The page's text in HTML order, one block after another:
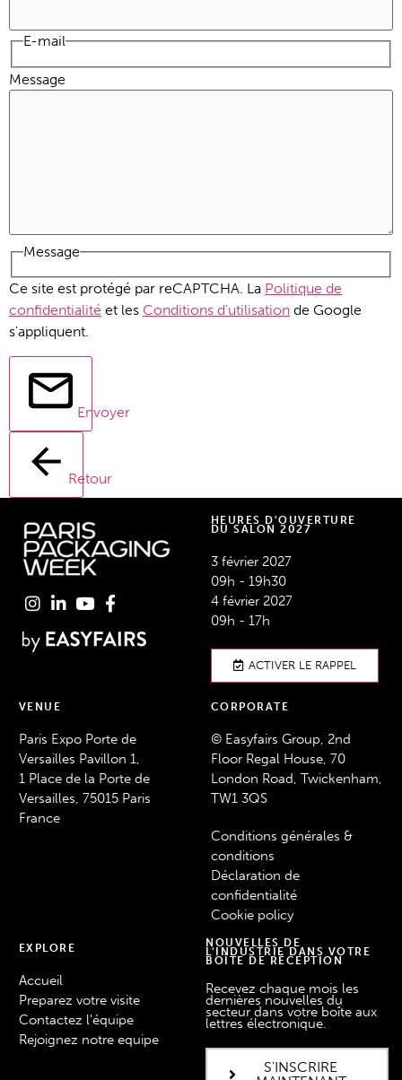
E-mail
Message
Message
Ce site est protégé par reCAPTCHA. La Politique de
confidentialité et les Conditions d'utilisation de Google
s'appliquent.
Envoyer
Retour
HEURES D'OUVERTURE
DU SALON 2027
3 février 2027
09h - 19h30
4 février 2027
09h - 17h
ACTIVER LE RAPPEL
VENUE
Paris Expo Porte de
Versailles Pavillon 1,
1 Place de la Porte de
Versailles, 75015 Paris
France
CORPORATE
© Easyfairs Group, 2nd
Floor Regal House, 70
London Road, Twickenham,
TW1 3QS
Conditions générales &
conditions
Déclaration de
confidentialité
Cookie policy
EXPLORE
Accueil
Preparez votre visite
Contactez l'équipe
Rejoignez notre equipe
NOUVELLES DE
L'INDUSTRIE DANS VOTRE
BOÎTE DE RÉCEPTION
Recevez chaque mois les
dernières nouvelles du
secteur dans votre boîte aux
lettres électronique.
S'INSCRIRE